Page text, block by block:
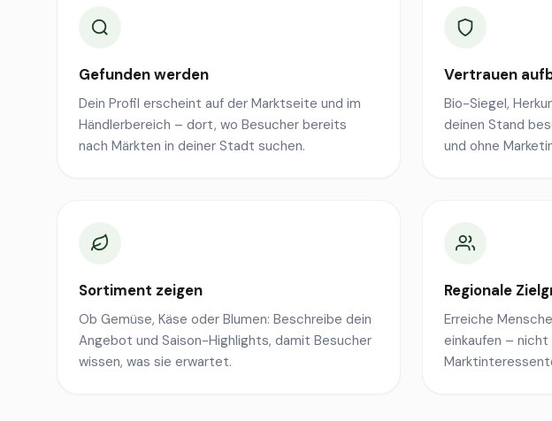
Gefunden werden
Dein Profil erscheint auf der Marktseite und im
Händlerbereich – dort, wo Besucher bereits
nach Märkten in deiner Stadt suchen.
Vertrauen
Bio-Siegel,
deinen Stand
und ohne
Sortiment zeigen
Ob Gemüse, Käse oder Blumen: Beschreibe dein
Angebot und Saison-Highlights, damit Besucher
wissen, was sie erwartet.
Regionale
Erreiche
einkaufen –